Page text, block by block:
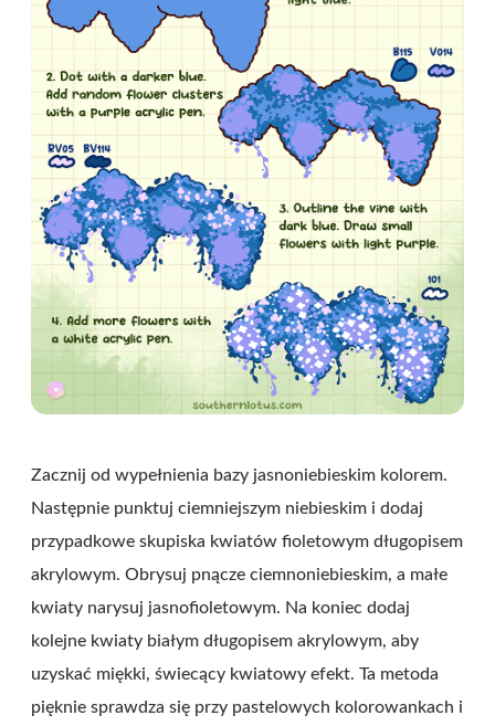
Zacznij od wypełnienia bazy jasnoniebieskim kolorem.
Następnie punktuj ciemniejszym niebieskim i dodaj
przypadkowe skupiska kwiatów fioletowym długopisem
akrylowym. Obrysuj pnącze ciemnoniebieskim, a małe
kwiaty narysuj jasnofioletowym. Na koniec dodaj
kolejne kwiaty białym długopisem akrylowym, aby
uzyskać miękki, świecący kwiatowy efekt. Ta metoda
pięknie sprawdza się przy pastelowych kolorowankach i